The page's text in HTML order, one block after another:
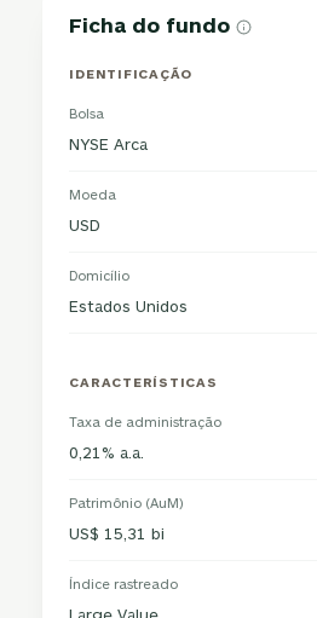
Ficha do fundo
IDENTIFICAÇÃO
Bolsa
NYSE Arca
Moeda
USD
Domicílio
Estados Unidos
CARACTERÍSTICAS
Taxa de administração
0,21% a.a.
Patrimônio (AuM)
US$ 15,31 bi
Índice rastreado